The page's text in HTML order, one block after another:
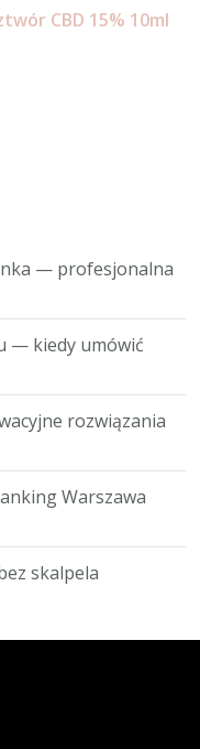
CBD 15% 10ml
— profesjonalna
— kiedy umówić
rozwiązania
Warszawa
skalpela